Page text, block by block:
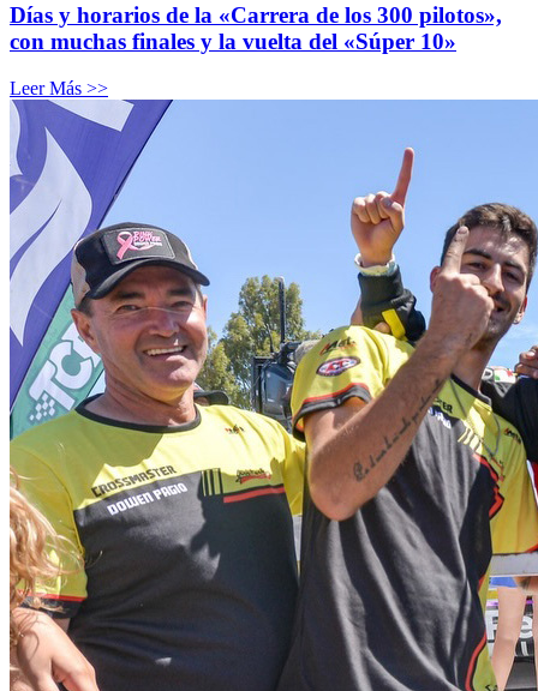
Días y horarios de la «Carrera de los 300 pilotos»,
con muchas finales y la vuelta del «Súper 10»
Leer Más >>